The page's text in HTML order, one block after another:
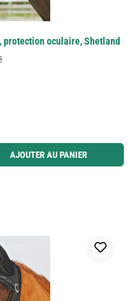
protection oculaire, Shetland
les boutons pour augmenter ou
AJOUTER AU PANIER